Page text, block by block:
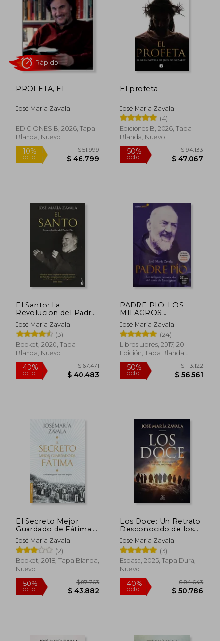
dcto. $ 36.216 dcto.
PROFETA, EL
José María Zavala
EDICIONES B, 2026, Tapa
Blanda, Nuevo
dcto. $ 46.799
El profeta
José María Zavala
(4)
Ediciones B, 2026, Tapa
Blanda, Nuevo
50%
dcto.
El Santo: La
Revolucion del Padre
pio
José María Zavala
(3)
Booket, 2020, Tapa
Blanda, Nuevo
40%
dcto. $ 40.483
PADRE PIO: LOS
MILAGROS
DESCONOCIDOS DEL
SANTO DE LOS
ESTIGMAS
José María Zavala
(24)
Libros Libres, 2017, 20
Edición, Tapa Blanda,
Nuevo
50%
dcto.
El Secreto Mejor
Guardado de Fátima:
Una Investigación 100
Años Después
(Divulgación)
José María Zavala
(2)
Booket, 2018, Tapa Blanda,
Nuevo
Los Doce: Un Retrato
Desconocido de los
Apóstoles
José María Zavala
(3)
Espasa, 2025, Tapa Dura,
Nuevo